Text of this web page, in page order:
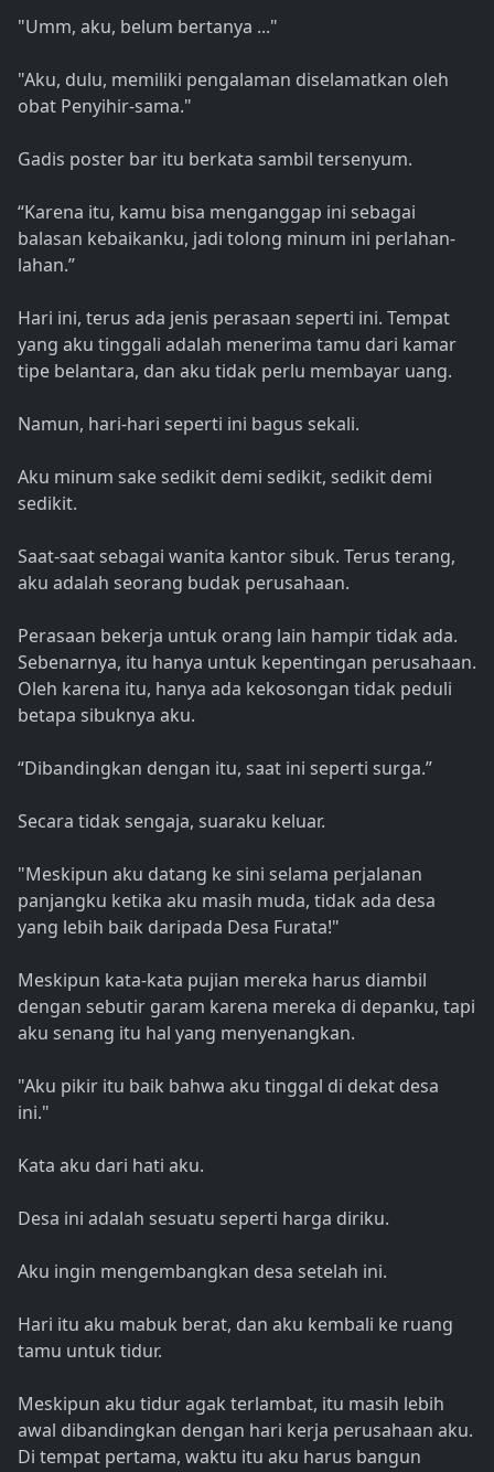
"Umm, aku, belum bertanya ..."
"Aku, dulu, memiliki pengalaman diselamatkan oleh
obat Penyihir-sama."
Gadis poster bar itu berkata sambil tersenyum.
“Karena itu, kamu bisa menganggap ini sebagai
balasan kebaikanku, jadi tolong minum ini perlahan-
lahan.”
Hari ini, terus ada jenis perasaan seperti ini. Tempat
yang aku tinggali adalah menerima tamu dari kamar
tipe belantara, dan aku tidak perlu membayar uang.
Namun, hari-hari seperti ini bagus sekali.
Aku minum sake sedikit demi sedikit, sedikit demi
sedikit.
Saat-saat sebagai wanita kantor sibuk. Terus terang,
aku adalah seorang budak perusahaan.
Perasaan bekerja untuk orang lain hampir tidak ada.
Sebenarnya, itu hanya untuk kepentingan perusahaan.
Oleh karena itu, hanya ada kekosongan tidak peduli
betapa sibuknya aku.
“Dibandingkan dengan itu, saat ini seperti surga.”
Secara tidak sengaja, suaraku keluar.
"Meskipun aku datang ke sini selama perjalanan
panjangku ketika aku masih muda, tidak ada desa
yang lebih baik daripada Desa Furata!"
Meskipun kata-kata pujian mereka harus diambil
dengan sebutir garam karena mereka di depanku, tapi
aku senang itu hal yang menyenangkan.
"Aku pikir itu baik bahwa aku tinggal di dekat desa
ini."
Kata aku dari hati aku.
Desa ini adalah sesuatu seperti harga diriku.
Aku ingin mengembangkan desa setelah ini.
Hari itu aku mabuk berat, dan aku kembali ke ruang
tamu untuk tidur.
Meskipun aku tidur agak terlambat, itu masih lebih
awal dibandingkan dengan hari kerja perusahaan aku.
Di tempat pertama, waktu itu aku harus bangun